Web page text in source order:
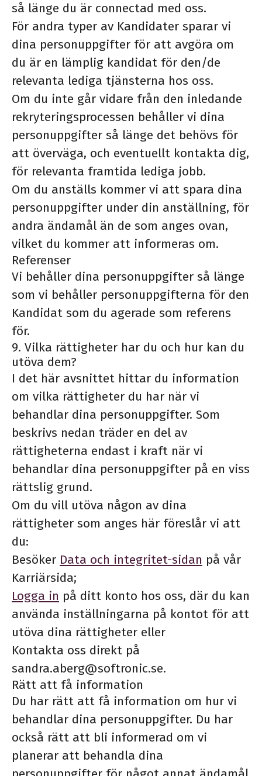
så länge du är connectad med oss.
För andra typer av Kandidater sparar vi
dina personuppgifter för att avgöra om
du är en lämplig kandidat för den/de
relevanta lediga tjänsterna hos oss.
Om du inte går vidare från den inledande
rekryteringsprocessen behåller vi dina
personuppgifter så länge det behövs för
att överväga, och eventuellt kontakta dig,
för relevanta framtida lediga jobb.
Om du anställs kommer vi att spara dina
personuppgifter under din anställning, för
andra ändamål än de som anges ovan,
vilket du kommer att informeras om.
Referenser
Vi behåller dina personuppgifter så länge
som vi behåller personuppgifterna för den
Kandidat som du agerade som referens
för.
9. Vilka rättigheter har du och hur kan du
utöva dem?
I det här avsnittet hittar du information
om vilka rättigheter du har när vi
behandlar dina personuppgifter. Som
beskrivs nedan träder en del av
rättigheterna endast i kraft när vi
behandlar dina personuppgifter på en viss
rättslig grund.
Om du vill utöva någon av dina
rättigheter som anges här föreslår vi att
du:
Besöker Data och integritet-sidan på vår
Karriärsida;
Logga in på ditt konto hos oss, där du kan
använda inställningarna på kontot för att
utöva dina rättigheter eller
Kontakta oss direkt på
sandra.aberg@softronic.se.
Rätt att få information
Du har rätt att få information om hur vi
behandlar dina personuppgifter. Du har
också rätt att bli informerad om vi
planerar att behandla dina